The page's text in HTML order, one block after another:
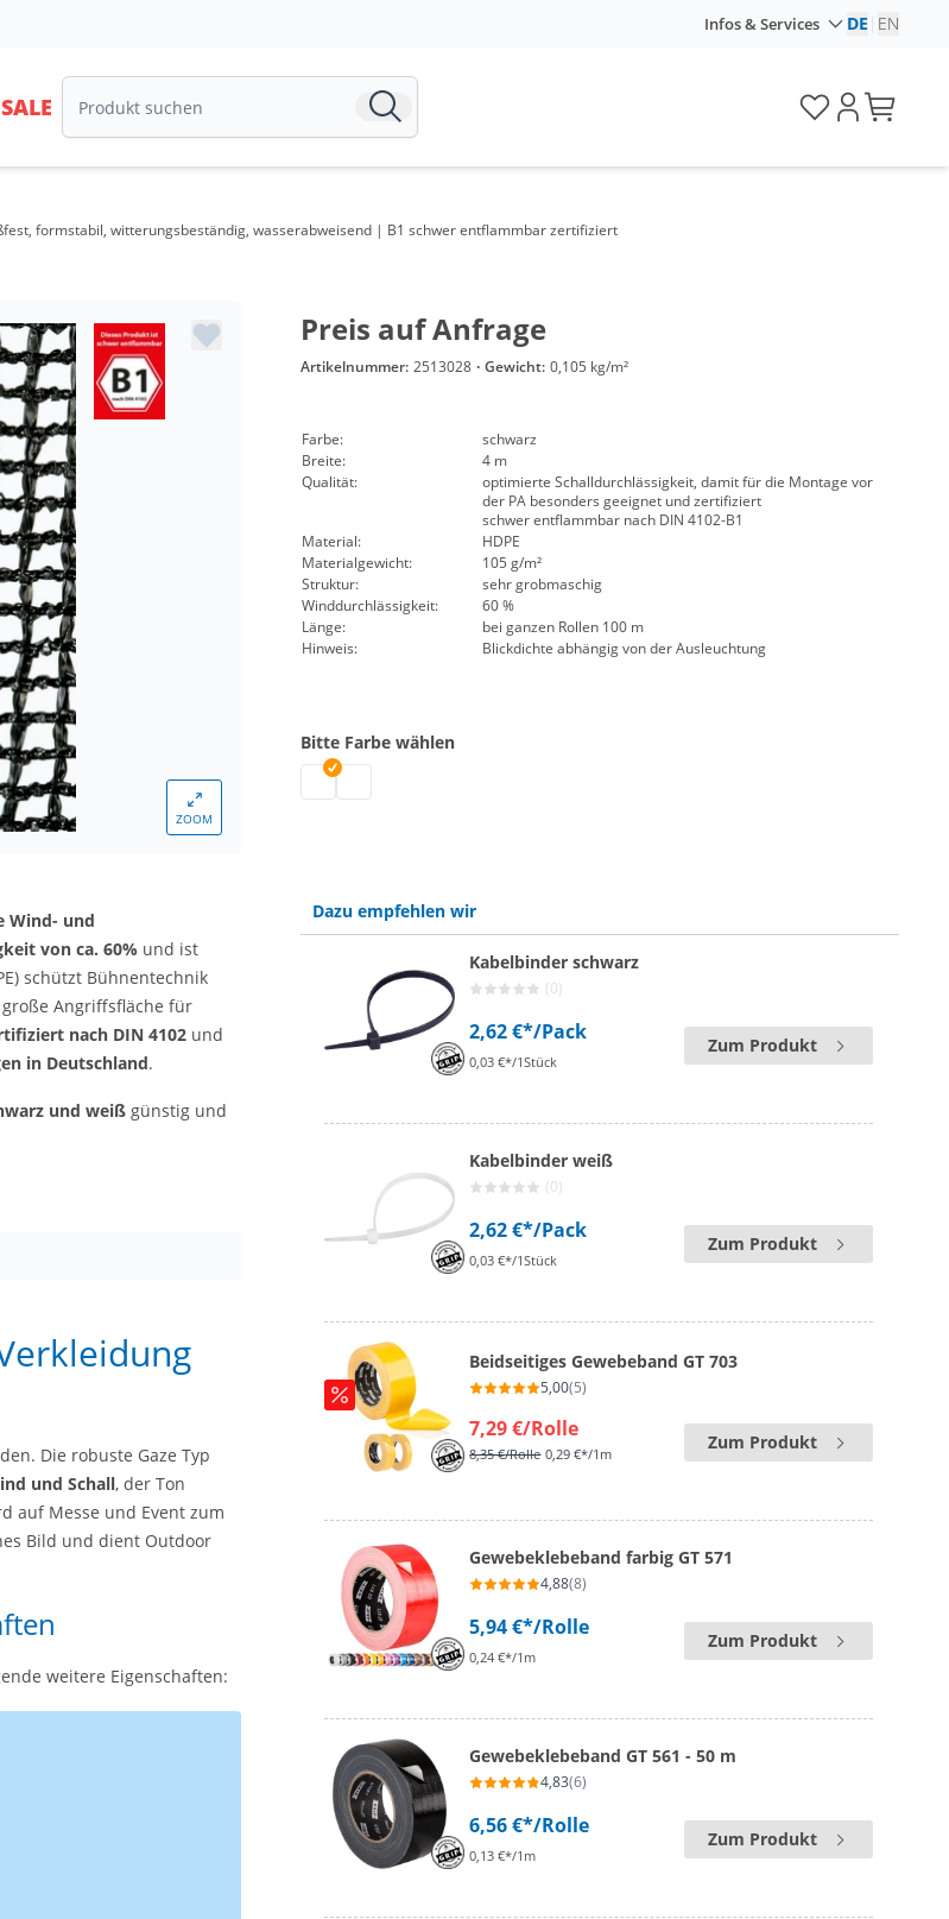
Infos & Services DE EN
SALE
formstabil, witterungsbeständig, wasserabweisend | B1 schwer entflammbar zertifiziert
ZOOM
Preis auf Anfrage
Artikelnummer: 2513028 · Gewicht: 0,105 kg/m²
Farbe:
schwarz
Breite:
4 m
Qualität:
optimierte Schalldurchlässigkeit, damit für die Montage vor
der PA besonders geeignet und zertifiziert
schwer entflammbar nach DIN 4102-B1
Material:
HDPE
Materialgewicht:
105 g/m²
Struktur:
sehr grobmaschig
Winddurchlässigkeit:
60 %
Länge:
bei ganzen Rollen 100 m
Hinweis:
Blickdichte abhängig von der Ausleuchtung
Bitte Farbe wählen
Soundgaze Meterware | schwarz
Soundgaze Meterware | weiß
Wind- und
von ca. 60% und ist
schützt Bühnentechnik
Angriffsfläche für
nach DIN 4102 und
in Deutschland.
und weiß günstig und
Die robuste Gaze Typ
und Schall, der Ton
auf Messe und Event zum
Bild und dient Outdoor
weitere Eigenschaften:
Dazu empfehlen wir
Kabelbinder schwarz
(0)
2,62 €*/Pack
0,03 €*/1Stück
Zum Produkt
Kabelbinder weiß
(0)
2,62 €*/Pack
0,03 €*/1Stück
Zum Produkt
Beidseitiges Gewebeband GT 703
5,00(5)
7,29 €/Rolle
8,35 €/Rolle 0,29 €*/1m
Zum Produkt
Gewebeklebeband farbig GT 571
4,88(8)
5,94 €*/Rolle
0,24 €*/1m
Zum Produkt
Gewebeklebeband GT 561 - 50 m
4,83(6)
6,56 €*/Rolle
0,13 €*/1m
Zum Produkt